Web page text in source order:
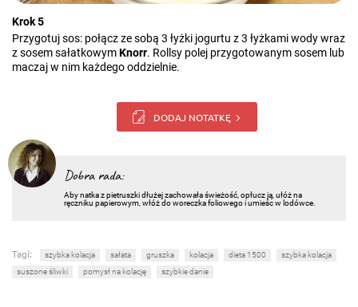
Krok 5
Przygotuj sos: połącz ze sobą 3 łyżki jogurtu z 3 łyżkami wody wraz
z sosem sałatkowymKnorr. Rollsy polej przygotowanym sosem lub
maczaj w nim każdego oddzielnie.
DODAJ NOTATKĘ
Dobra rada:
Aby natka z pietruszki dłużej zachowała świeżość, opłucz ją, ułóż na
ręczniku papierowym, włóż do woreczka foliowego i umieśc w lodówce.
Tagi: szybka kolacja sałata gruszka kolacja dieta 1500
szybka kolacja
suszone śliwki
pomysł na kolację szybkie danie